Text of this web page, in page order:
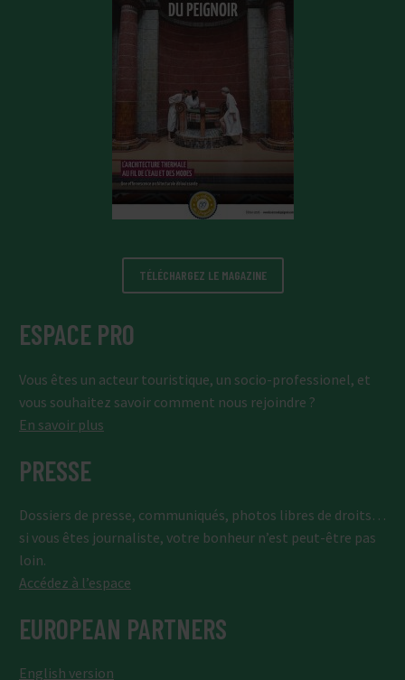
TÉLÉCHARGEZ LE MAGAZINE
ESPACE PRO
Vous êtes un acteur touristique, un socio-professionel, et
vous souhaitez savoir comment nous rejoindre ?
En savoir plus
PRESSE
Dossiers de presse, communiqués, photos libres de droits…
si vous êtes journaliste, votre bonheur n’est peut-être pas
loin.
Accédez à l’espace
EUROPEAN PARTNERS
English version